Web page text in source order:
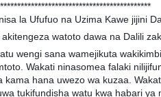
la Ufufuo na Uzima Kawe jijini
watoto dawa na Dalili
wengi sana wamejikuta
Wakati ninasomea falaki
hana uwezo wa kuzaa.
tukifundisha watu kwa habari ya